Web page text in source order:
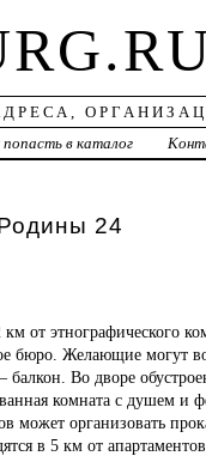
в каталог
24
от этнографического
бюро. Желающие могут
Во дворе
комната с душем и
может организовать
в 5 км от